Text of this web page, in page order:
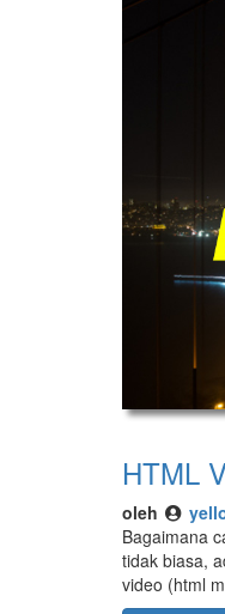
HTML
oleh
Bagaimana
tidak biasa,
video (html